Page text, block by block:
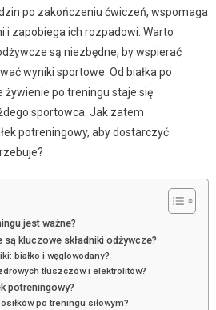
po zakończeniu ćwiczeń, wspomaga
i zapobiega ich rozpadowi. Warto
są niezbędne, by wspierać
wyniki sportowe. Od białka po
żywienie po treningu staje się
sportowca. Jak zatem
potreningowy, aby dostarczyć
jest ważne?
kluczowe składniki odżywcze?
białko i węglowodany?
tłuszczów i elektrolitów?
potreningowy?
po treningu siłowym?